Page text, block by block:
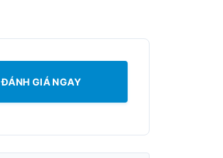
ĐÁNH GIÁ NGAY